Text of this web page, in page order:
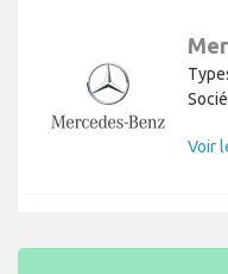
Voir